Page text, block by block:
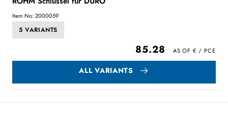
Item No: 2000059
5 VARIANTS
85.28
ALL VARIANTS